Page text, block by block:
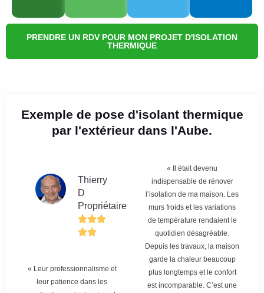
PRENDRE UN RDV POUR MON PROJET D'ISOLATION
THERMIQUE
Exemple de pose d'isolant thermique
par l'extérieur dans l'Aube.
Thierry
D
Propriétaire
« Leur professionnalisme et
leur patience dans les
« Il était devenu
indispensable de rénover
l’isolation de ma maison. Les
murs froids et les variations
de température rendaient le
quotidien désagréable.
Depuis les travaux, la maison
garde la chaleur beaucoup
plus longtemps et le confort
est incomparable. C’est une